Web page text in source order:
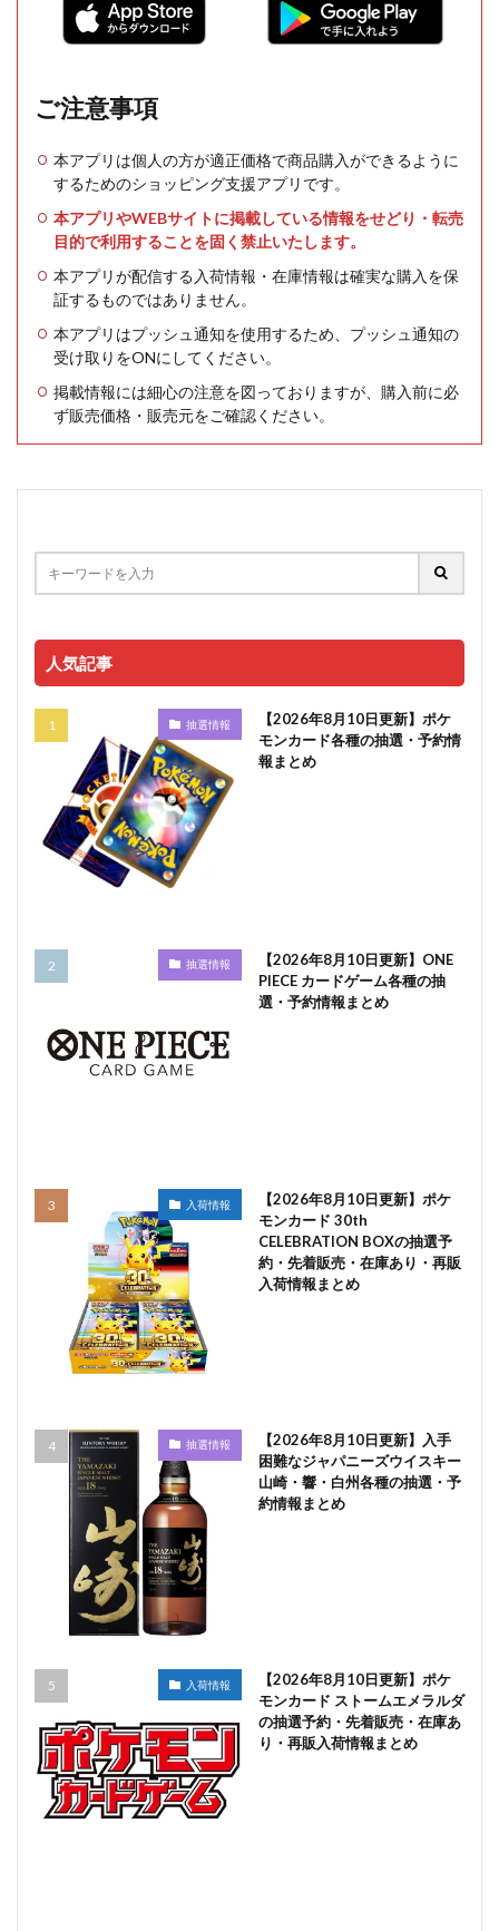
ご注意事項
本アプリは個人の方が適正価格で商品購入ができるように
するためのショッピング支援アプリです。
本アプリやWEBサイトに掲載している情報をせどり・転売
目的で利用することを固く禁止いたします。
本アプリが配信する入荷情報・在庫情報は確実な購入を保
証するものではありません。
本アプリはプッシュ通知を使用するため、プッシュ通知の
受け取りをONにしてください。
掲載情報には細心の注意を図っておりますが、購入前に必
ず販売価格・販売元をご確認ください。
人気記事
抽選情報
【2026年8月10日更新】ポケ
モンカード各種の抽選・予約情
報まとめ
抽選情報
【2026年8月10日更新】ONE
PIECE カードゲーム各種の抽
選・予約情報まとめ
入荷情報
【2026年8月10日更新】ポケ
モンカード 30th
CELEBRATION BOXの抽選予
約・先着販売・在庫あり・再販
入荷情報まとめ
抽選情報
【2026年8月10日更新】入手
困難なジャパニーズウイスキー
山崎・響・白州各種の抽選・予
約情報まとめ
入荷情報
【2026年8月10日更新】ポケ
モンカード ストームエメラルダ
の抽選予約・先着販売・在庫あ
り・再販入荷情報まとめ